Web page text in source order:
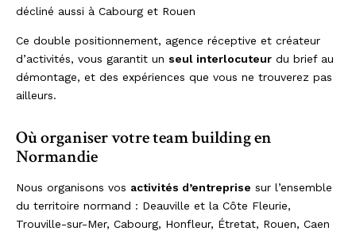
décliné aussi à Cabourg et Rouen
Ce double positionnement, agence réceptive et créateur
d’activités, vous garantit un seul interlocuteur du brief au
démontage, et des expériences que vous ne trouverez pas
ailleurs.
Où organiser votre team building en
Normandie
Nous organisons vos activités d’entreprise sur l’ensemble
du territoire normand : Deauville et la Côte Fleurie,
Trouville-sur-Mer, Cabourg, Honfleur, Étretat, Rouen, Caen